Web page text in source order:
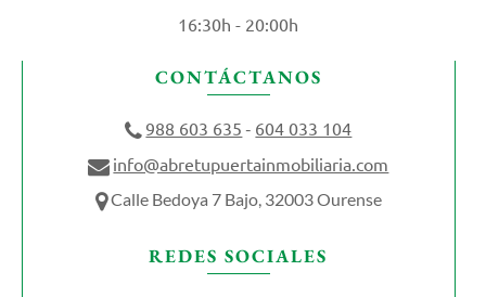
16:30h - 20:00h
CONTÁCTANOS
988 603 635 - 604 033 104
info@abretupuertainmobiliaria.com
Calle Bedoya 7 Bajo, 32003 Ourense
REDES SOCIALES